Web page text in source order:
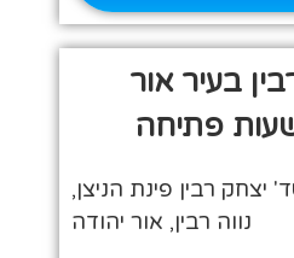
רבין בעיר אור
פתיחה
יצחק רבין‏ פינת הניצן,
נווה רבין, אור יהודה